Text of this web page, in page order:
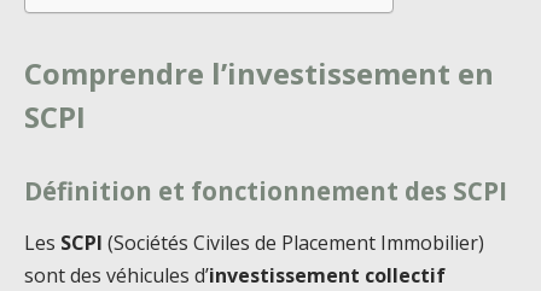
Comprendre l’investissement en
SCPI
Définition et fonctionnement des SCPI
Les SCPI (Sociétés Civiles de Placement Immobilier)
sont des véhicules d’investissement collectif